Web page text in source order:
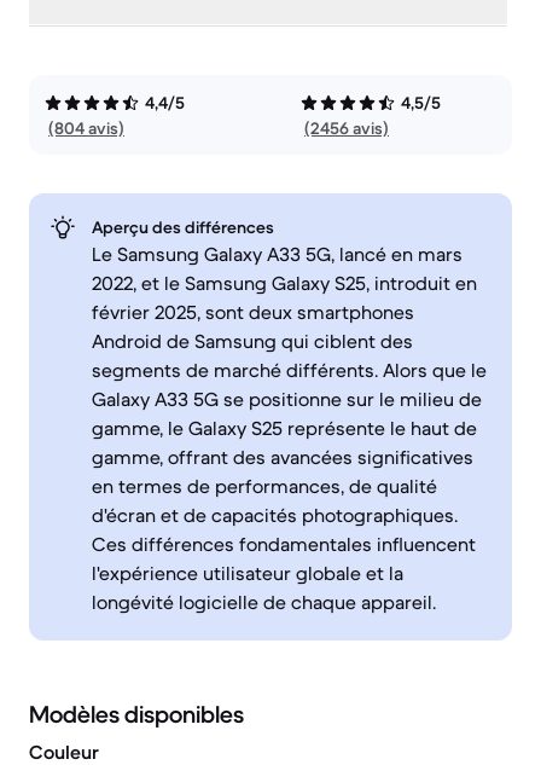
4,4/5
(804 avis)
4,5/5
(2456 avis)
Aperçu des différences
Le Samsung Galaxy A33 5G, lancé en mars
2022, et le Samsung Galaxy S25, introduit en
février 2025, sont deux smartphones
Android de Samsung qui ciblent des
segments de marché différents. Alors que le
Galaxy A33 5G se positionne sur le milieu de
gamme, le Galaxy S25 représente le haut de
gamme, offrant des avancées significatives
en termes de performances, de qualité
d'écran et de capacités photographiques.
Ces différences fondamentales influencent
l'expérience utilisateur globale et la
longévité logicielle de chaque appareil.
Modèles disponibles
Couleur